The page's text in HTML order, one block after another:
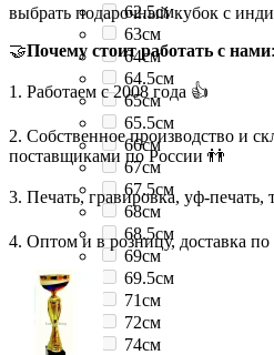
62.5см
63см
64см
64.5см
65см
65.5см
66см
67см
67.5см
68см
68.5см
69см
69.5см
71см
72см
74см
выбрать подарочный кубок с
🤝Почему стоит работать с нами:
1. Работаем с 2008 года 👍
2. Собственное производство и
поставщиками по России 👬
3. Печать, гравировка, уф-печать,
4. Оптом и в розницу, доставка